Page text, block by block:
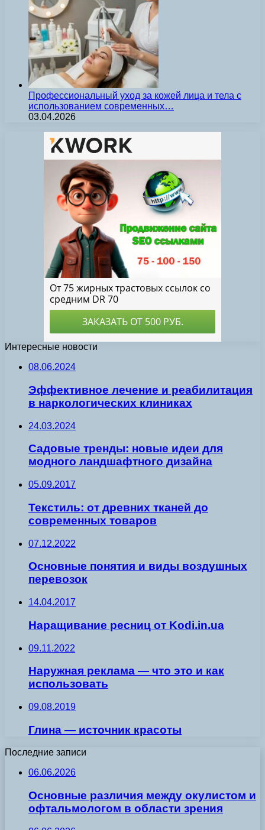
Профессиональный уход за кожей лица и тела с
использованием современных…
03.04.2026
Интересные новости
08.06.2024
Эффективное лечение и реабилитация
в наркологических клиниках
24.03.2024
Садовые тренды: новые идеи для
модного ландшафтного дизайна
05.09.2017
Текстиль: от древних тканей до
современных товаров
07.12.2022
Основные понятия и виды воздушных
перевозок
14.04.2017
Наращивание ресниц от Kodi.in.ua
09.11.2022
Наружная реклама — что это и как
использовать
09.08.2019
Глина — источник красоты
Последние записи
06.06.2026
Основные различия между окулистом и
офтальмологом в области зрения